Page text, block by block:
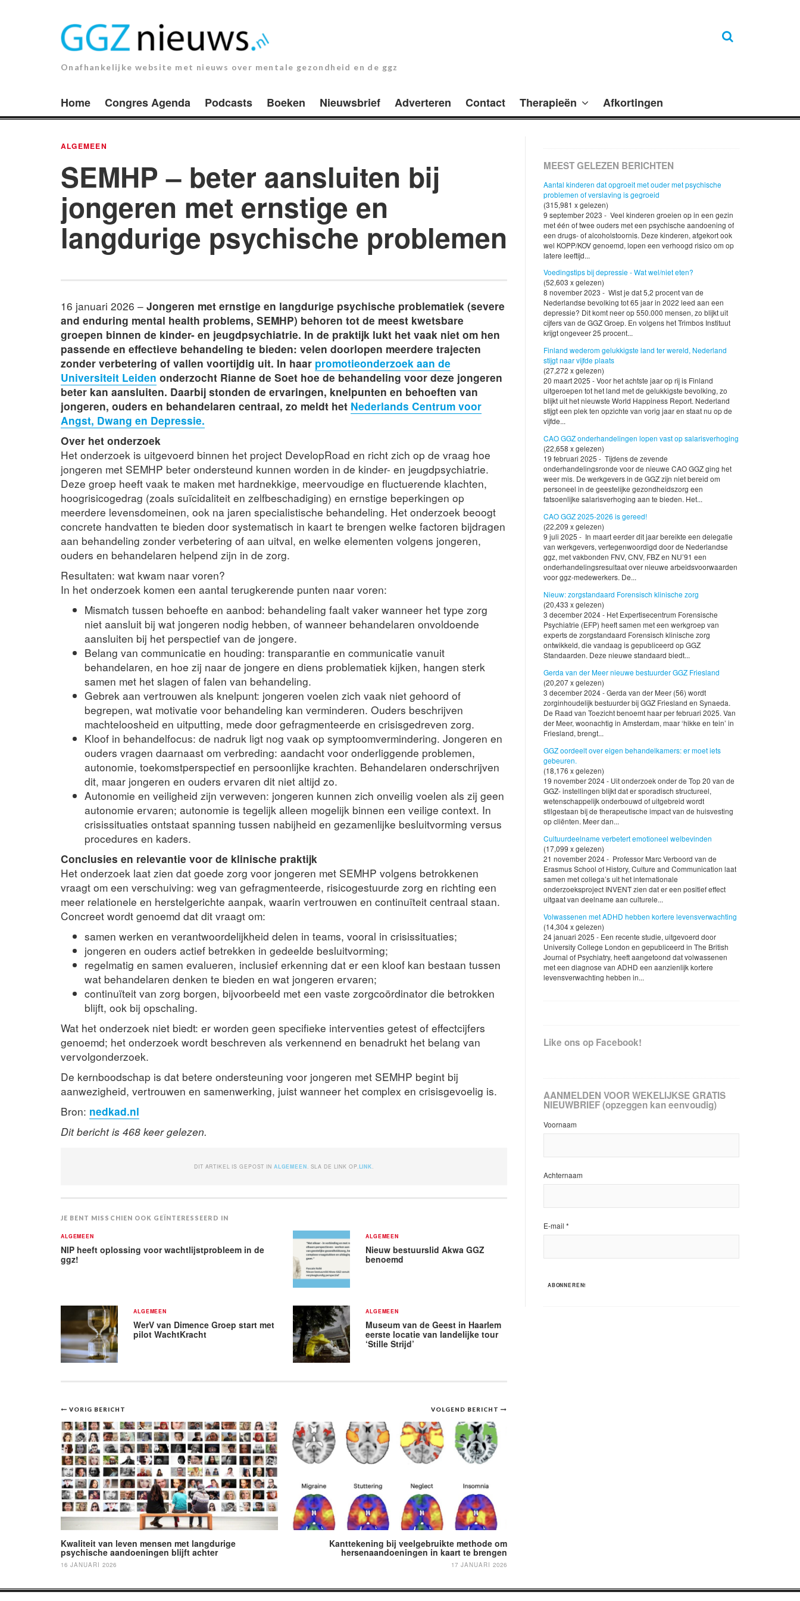
Onafhankelijke website met nieuws over mentale gezondheid en de ggz
Home Congres Agenda Podcasts Boeken Nieuwsbrief Adverteren Contact Therapieën Afkortingen
ALGEMEEN
SEMHP – beter aansluiten bij
jongeren met ernstige en
langdurige psychische problemen
16 januari 2026 – Jongeren met ernstige en langdurige psychische problematiek (severe
and enduring mental health problems, SEMHP) behoren tot de meest kwetsbare
groepen binnen de kinder- en jeugdpsychiatrie. In de praktijk lukt het vaak niet om hen
passende en effectieve behandeling te bieden: velen doorlopen meerdere trajecten
zonder verbetering of vallen voortijdig uit. In haar promotieonderzoek aan de
Universiteit Leiden onderzocht Rianne de Soet hoe de behandeling voor deze jongeren
beter kan aansluiten. Daarbij stonden de ervaringen, knelpunten en behoeften van
jongeren, ouders en behandelaren centraal, zo meldt het Nederlands Centrum voor
Angst, Dwang en Depressie.
Over het onderzoek
Het onderzoek is uitgevoerd binnen het project DevelopRoad en richt zich op de vraag hoe
jongeren met SEMHP beter ondersteund kunnen worden in de kinder- en jeugdpsychiatrie.
Deze groep heeft vaak te maken met hardnekkige, meervoudige en fluctuerende klachten,
hoogrisicogedrag (zoals suïcidaliteit en zelfbeschadiging) en ernstige beperkingen op
meerdere levensdomeinen, ook na jaren specialistische behandeling. Het onderzoek beoogt
concrete handvatten te bieden door systematisch in kaart te brengen welke factoren bijdragen
aan behandeling zonder verbetering of aan uitval, en welke elementen volgens jongeren,
ouders en behandelaren helpend zijn in de zorg.
Resultaten: wat kwam naar voren?
In het onderzoek komen een aantal terugkerende punten naar voren:
Mismatch tussen behoefte en aanbod: behandeling faalt vaker wanneer het type zorg
niet aansluit bij wat jongeren nodig hebben, of wanneer behandelaren onvoldoende
aansluiten bij het perspectief van de jongere.
Belang van communicatie en houding: transparantie en communicatie vanuit
behandelaren, en hoe zij naar de jongere en diens problematiek kijken, hangen sterk
samen met het slagen of falen van behandeling.
Gebrek aan vertrouwen als knelpunt: jongeren voelen zich vaak niet gehoord of
begrepen, wat motivatie voor behandeling kan verminderen. Ouders beschrijven
machteloosheid en uitputting, mede door gefragmenteerde en crisisgedreven zorg.
Kloof in behandelfocus: de nadruk ligt nog vaak op symptoomvermindering. Jongeren en
ouders vragen daarnaast om verbreding: aandacht voor onderliggende problemen,
autonomie, toekomstperspectief en persoonlijke krachten. Behandelaren onderschrijven
dit, maar jongeren en ouders ervaren dit niet altijd zo.
Autonomie en veiligheid zijn verweven: jongeren kunnen zich onveilig voelen als zij geen
autonomie ervaren; autonomie is tegelijk alleen mogelijk binnen een veilige context. In
crisissituaties ontstaat spanning tussen nabijheid en gezamenlijke besluitvorming versus
procedures en kaders.
Conclusies en relevantie voor de klinische praktijk
Het onderzoek laat zien dat goede zorg voor jongeren met SEMHP volgens betrokkenen
vraagt om een verschuiving: weg van gefragmenteerde, risicogestuurde zorg en richting een
meer relationele en herstelgerichte aanpak, waarin vertrouwen en continuïteit centraal staan.
Concreet wordt genoemd dat dit vraagt om:
samen werken en verantwoordelijkheid delen in teams, vooral in crisissituaties;
jongeren en ouders actief betrekken in gedeelde besluitvorming;
regelmatig en samen evalueren, inclusief erkenning dat er een kloof kan bestaan tussen
wat behandelaren denken te bieden en wat jongeren ervaren;
continuïteit van zorg borgen, bijvoorbeeld met een vaste zorgcoördinator die betrokken
blijft, ook bij opschaling.
Wat het onderzoek niet biedt: er worden geen specifieke interventies getest of effectcijfers
genoemd; het onderzoek wordt beschreven als verkennend en benadrukt het belang van
vervolgonderzoek.
De kernboodschap is dat betere ondersteuning voor jongeren met SEMHP begint bij
aanwezigheid, vertrouwen en samenwerking, juist wanneer het complex en crisisgevoelig is.
Bron: nedkad.nl
Dit bericht is 468 keer gelezen.
DIT ARTIKEL IS GEPOST IN ALGEMEEN . SLA DE LINK OP. LINK
JE BENT MISSCHIEN OOK GEÏNTERESSEERD IN
ALGEMEEN
NIP heeft oplossing voor wachtlijstprobleem in de
ggz!
ALGEMEEN
Nieuw bestuurslid Akwa GGZ
benoemd
ALGEMEEN
WerV van Dimence Groep start met
pilot WachtKracht
ALGEMEEN
Museum van de Geest in Haarlem
eerste locatie van landelijke tour
‘Stille Strijd’
Bericht
navigatie
VOLGEND BERICHT
Kanttekening bij veelgebruikte methode om
hersenaandoeningen in kaart te brengen
17 JANUARI 2026
VORIG BERICHT
Kwaliteit van leven mensen met langdurige
psychische aandoeningen blijft achter
16 JANUARI 2026
MEEST GELEZEN BERICHTEN
Aantal kinderen dat opgroeit met ouder met psychische
problemen of verslaving is gegroeid
(315,981 x gelezen)
9 september 2023 - Veel kinderen groeien op in een gezin
met één of twee ouders met een psychische aandoening of
een drugs- of alcoholstoornis. Deze kinderen, afgekort ook
wel KOPP/KOV genoemd, lopen een verhoogd risico om op
latere leeftijd...
Voedingstips bij depressie - Wat wel/niet eten?
(52,603 x gelezen)
8 november 2023 - Wist je dat 5,2 procent van de
Nederlandse bevolking tot 65 jaar in 2022 leed aan een
depressie? Dit komt neer op 550.000 mensen, zo blijkt uit
cijfers van de GGZ Groep. En volgens het Trimbos Instituut
krijgt ongeveer 25 procent...
Finland wederom gelukkigste land ter wereld, Nederland
stijgt naar vijfde plaats
(27,272 x gelezen)
20 maart 2025 - Voor het achtste jaar op rij is Finland
uitgeroepen tot het land met de gelukkigste bevolking, zo
blijkt uit het nieuwste World Happiness Report. Nederland
stijgt een plek ten opzichte van vorig jaar en staat nu op de
vijfde...
CAO GGZ onderhandelingen lopen vast op salarisverhoging
(22,658 x gelezen)
19 februari 2025 - Tijdens de zevende
onderhandelingsronde voor de nieuwe CAO GGZ ging het
weer mis. De werkgevers in de GGZ zijn niet bereid om
personeel in de geestelijke gezondheidszorg een
fatsoenlijke salarisverhoging aan te bieden. Het...
CAO GGZ 2025-2026 is gereed!
(22,209 x gelezen)
9 juli 2025 - In maart eerder dit jaar bereikte een delegatie
van werkgevers, vertegenwoordigd door de Nederlandse
ggz, met vakbonden FNV, CNV, FBZ en NU’91 een
onderhandelingsresultaat over nieuwe arbeidsvoorwaarden
voor ggz-medewerkers. De...
Nieuw: zorgstandaard Forensisch klinische zorg
(20,433 x gelezen)
3 december 2024 - Het Expertisecentrum Forensische
Psychiatrie (EFP) heeft samen met een werkgroep van
experts de zorgstandaard Forensisch klinische zorg
ontwikkeld, die vandaag is gepubliceerd op GGZ
Standaarden. Deze nieuwe standaard biedt...
Gerda van der Meer nieuwe bestuurder GGZ Friesland
(20,207 x gelezen)
3 december 2024 - Gerda van der Meer (56) wordt
zorginhoudelijk bestuurder bij GGZ Friesland en Synaeda.
De Raad van Toezicht benoemt haar per februari 2025. Van
der Meer, woonachtig in Amsterdam, maar ‘hikke en tein’ in
Friesland, brengt...
GGZ oordeelt over eigen behandelkamers: er moet iets
gebeuren.
(18,176 x gelezen)
19 november 2024 - Uit onderzoek onder de Top 20 van de
GGZ- instellingen blijkt dat er sporadisch structureel,
wetenschappelijk onderbouwd of uitgebreid wordt
stilgestaan bij de therapeutische impact van de huisvesting
op cliënten. Meer dan...
Cultuurdeelname verbetert emotioneel welbevinden
(17,099 x gelezen)
21 november 2024 - Professor Marc Verboord van de
Erasmus School of History, Culture and Communication laat
samen met collega’s uit het internationale
onderzoeksproject INVENT zien dat er een positief effect
uitgaat van deelname aan culturele...
Volwassenen met ADHD hebben kortere levensverwachting
(14,304 x gelezen)
24 januari 2025 - Een recente studie, uitgevoerd door
University College London en gepubliceerd in The British
Journal of Psychiatry, heeft aangetoond dat volwassenen
met een diagnose van ADHD een aanzienlijk kortere
levensverwachting hebben in...
Like ons op Facebook!
AANMELDEN VOOR WEKELIJKSE GRATIS
NIEUWBRIEF (opzeggen kan eenvoudig)
Voornaam
Achternaam
E-mail *